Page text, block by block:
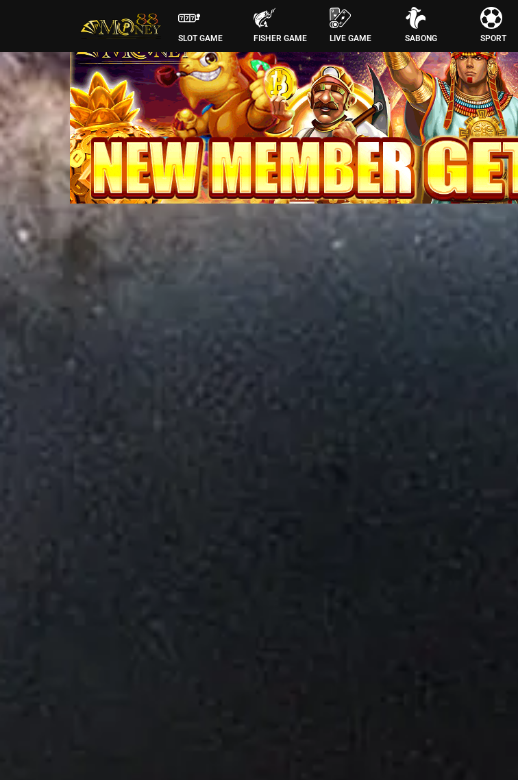
SLOT GAME FISHER GAME LIVE GAME SABONG SPORT